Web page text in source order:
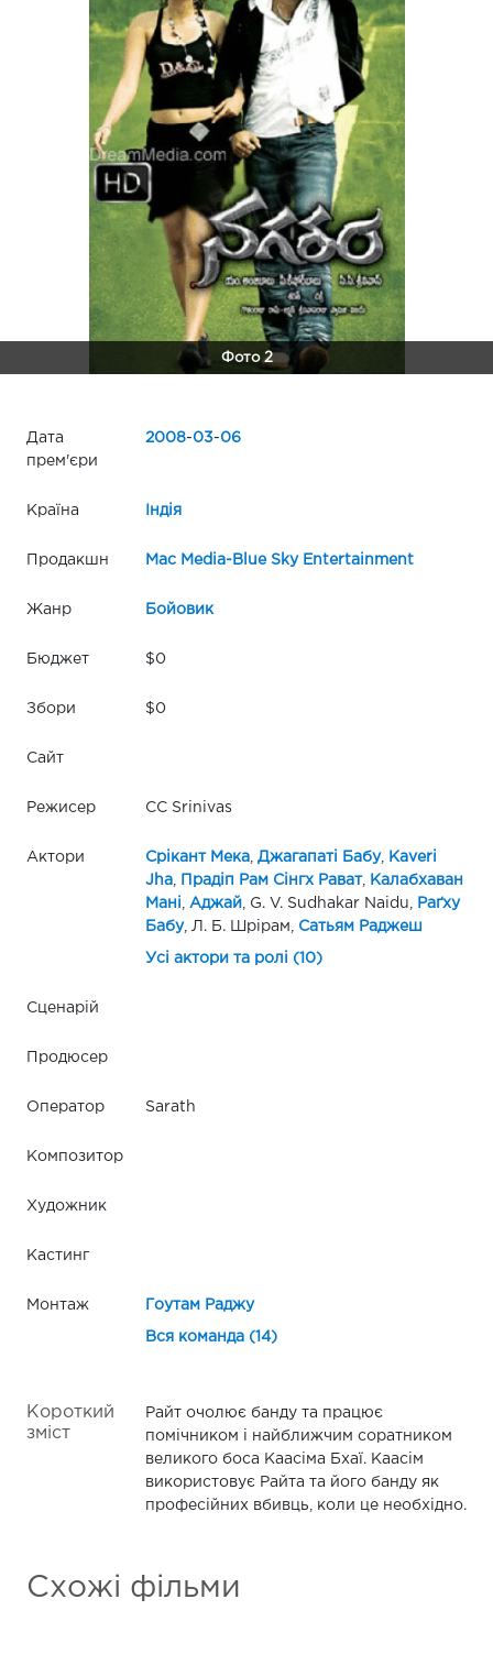
Фото 2
Дата
прем'єри
2008-03-06
Країна Індія
Продакшн Mac Media-Blue Sky Entertainment
Жанр Бойовик
Бюджет $0
Збори $0
Сайт
Режисер CC Srinivas
Актори Срікант Мека, Джагапаті Бабу,
Kaveri
Jha, Прадіп Рам Сінгх Рават,
Калабхаван
Мані
Аджай , G. V. Sudhakar Naidu,
Раґху
Бабу, Л. Б. Шрірам, Сатьям Раджеш
Усі актори та ролі (10)
Сценарій
Продюсер
Оператор Sarath
Композитор
Художник
Кастинг
Монтаж Гоутам Раджу
Вся команда (14)
Короткий
зміст
Райт очолює банду та працює
помічником і найближчим соратником
великого боса Каасіма Бхаї. Каасім
використовує Райта та його банду як
професійних вбивць, коли це необхідно.
Схожі фільми